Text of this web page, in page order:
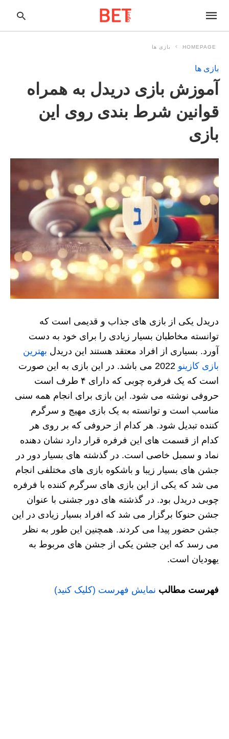
HOMEPAGE بازی ها
بازی ها
آموزش بازی دریدل به همراه
قوانین شرط بندی روی این
بازی
دریدل یکی از بازی های جذاب و قدیمی است که
توانسته مخاطبان بسیار زیادی را برای خود به دست
آورد. بسیاری از افراد معتقد هستند این دریدل بهترین
بازی کازینو
2022 می باشد. در این بازی به این صورت
است که یک فرفره چوبی که دارای ۴ طرف است
حروفی نوشته می‌ شود. این بازی برای انجام همه سنی
مناسب است و توانسته به یک بازی مهیج و سرگرم
کننده تبدیل شود. هر کدام از حروفی که بر روی هر
کدام از قسمت های این فرفره قرار دارد نشان دهنده
نماد و سمبل خاصی است. در گذشته های بسیار دور در
جشن های بسیار زیبا و باشکوه بازی های مختلفی انجام
می شد که یکی از این بازی های سرگرم کننده با فرفره
چوبی دریدل بود. در گذشته‌ های دور جشنی با عنوان
جشن حنوکا برگزار می شد که افراد بسیار زیادی در این
جشن حضور پیدا می‌ کردند. همچنین این طور به نظر
می رسد که این جشن یکی از جشن های مربوط به
یهودیان است.
فهرست مطالب نمایش فهرست (کلیک کنید)